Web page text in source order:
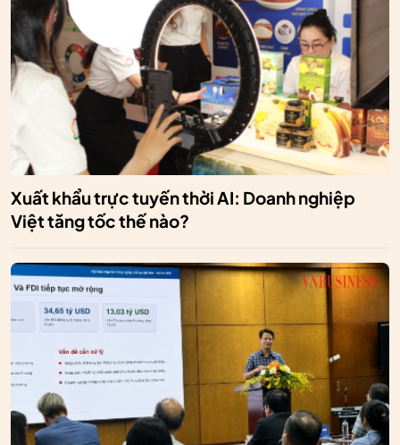
Xuất khẩu trực tuyến thời AI: Doanh nghiệp
Việt tăng tốc thế nào?